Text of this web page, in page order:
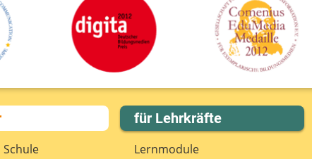
für Lehrkräfte
Lernmodule